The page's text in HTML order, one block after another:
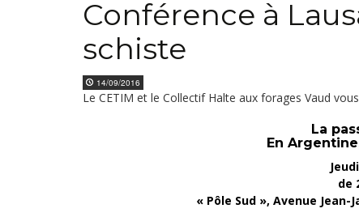
Équipe
Newsletters
Rapports d’activités environnementale
Droits
sociaux et culturels
développement
Conférence à
schiste
14/09/2016
Le CETIM et le Collectif Halte aux forages Vaud
La
En
de
« Pôle Sud », Avenue